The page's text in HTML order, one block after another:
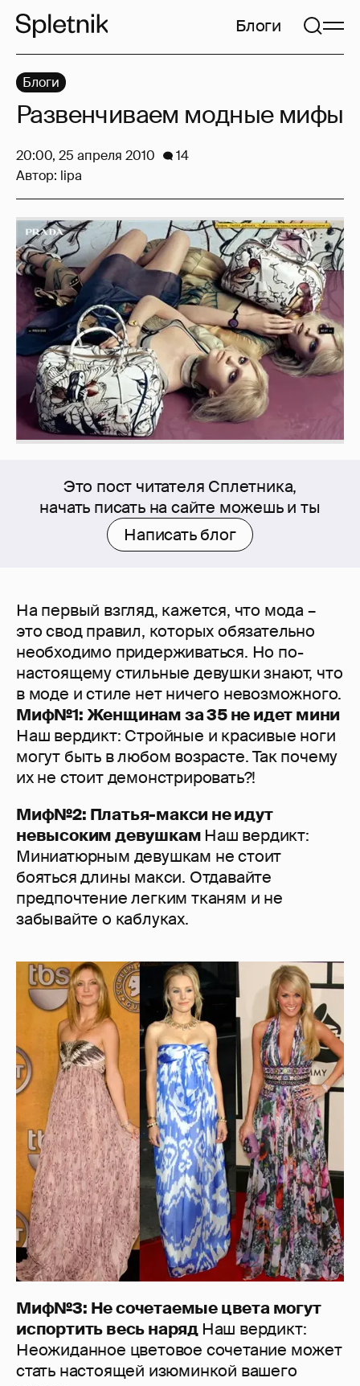
Блоги
Это пост читателя Сплетника,
начать писать на сайте можешь и ты
Написать блог
На первый взгляд, кажется, что мода –
это свод правил, которых обязательно
необходимо придерживаться. Но по-
настоящему стильные девушки знают, что
в моде и стиле нет ничего невозможного.
Миф№1: Женщинам за 35 не идет мини
Наш вердикт: Стройные и красивые ноги
могут быть в любом возрасте. Так почему
их не стоит демонстрировать?!
Миф№2: Платья-макси не идут
невысоким девушкам Наш вердикт:
Миниатюрным девушкам не стоит
бояться длины макси. Отдавайте
предпочтение легким тканям и не
забывайте о каблуках.
Миф№3: Не сочетаемые цвета могут
испортить весь наряд Наш вердикт:
Неожиданное цветовое сочетание может
стать настоящей изюминкой вашего
Блоги
Развенчиваем модные мифы
20:00, 25 апреля 2010
14
Автор: lipa